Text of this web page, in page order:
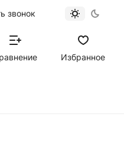
звонок
Избранное